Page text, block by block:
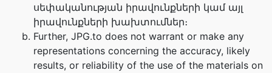
սեփականության իրավունքների կամ այլ
իրավունքների խախտումներ։
Further, JPG.to does not warrant or make any
representations concerning the accuracy, likely
results, or reliability of the use of the materials on